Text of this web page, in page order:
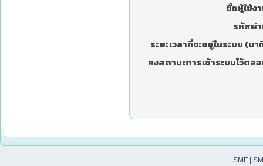
ชื่อผู้ใช้ง
รหัสผ่
ระยะเวลาที่จะอยู่ในระบบ (นา
คงสถานะการเข้าระบบไว้ตล
SMF|